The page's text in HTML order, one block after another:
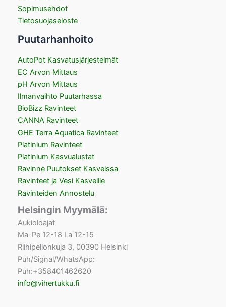
Sopimusehdot
Tietosuojaseloste
Puutarhanhoito
AutoPot Kasvatusjärjestelmät
EC Arvon Mittaus
pH Arvon Mittaus
Ilmanvaihto Puutarhassa
BioBizz Ravinteet
CANNA Ravinteet
GHE Terra Aquatica Ravinteet
Platinium Ravinteet
Platinium Kasvualustat
Ravinne Puutokset Kasveissa
Ravinteet ja Vesi Kasveille
Ravinteiden Annostelu
Helsingin Myymälä:
Aukioloajat
Ma-Pe 12-18 La 12-15
Riihipellonkuja 3, 00390 Helsinki
Puh/Signal/WhatsApp:
Puh:+358401462620
info@vihertukku.fi